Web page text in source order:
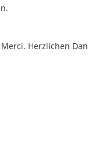
Herzlichen